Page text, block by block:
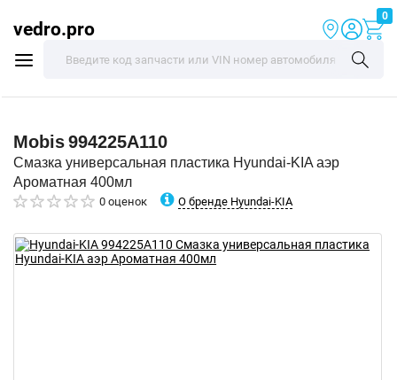
vedro.pro
0
Mobis994225A110
Смазка универсальная пластика Hyundai-KIA аэр
Ароматная 400мл
0 оценок О бренде Hyundai-KIA